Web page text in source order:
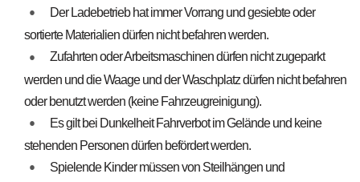
Der Ladebetrieb hat immer Vorrang und gesiebte oder
sortierte Materialien dürfen nicht befahren werden.
Zufahrten oder Arbeitsmaschinen dürfen nicht zugeparkt
werden und die Waage und der Waschplatz dürfen nicht befahren
oder benutzt werden (keine Fahrzeugreinigung).
Es gilt bei Dunkelheit Fahrverbot im Gelände und keine
stehenden Personen dürfen befördert werden.
Spielende Kinder müssen von Steilhängen und